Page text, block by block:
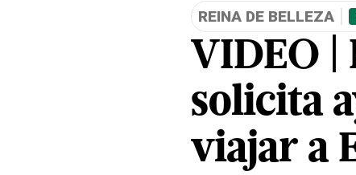
REINA DE BELLEZA
VIDEO |
solicita
viajar a